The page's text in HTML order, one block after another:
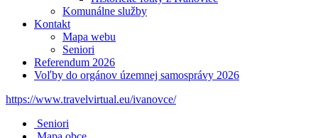
Komunálne služby
Kontakt
Mapa webu
Seniori
Referendum 2026
Voľby do orgánov územnej samosprávy 2026
https://www.travelvirtual.eu/ivanovce/
Seniori